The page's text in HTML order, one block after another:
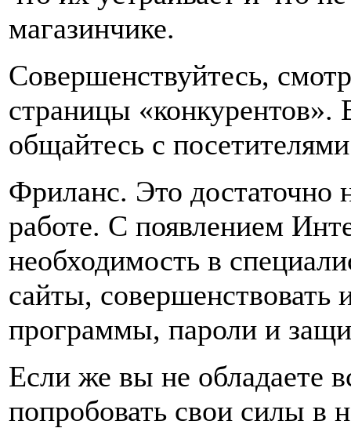
магазинчике.
Совершенствуйтесь,
страницы
общайтесь с
Фриланс. Это достаточно
работе. С появлением
необходимость в
сайты, совершенствовать
программы, пароли и
Если же вы не обладаете
попробовать свои силы в